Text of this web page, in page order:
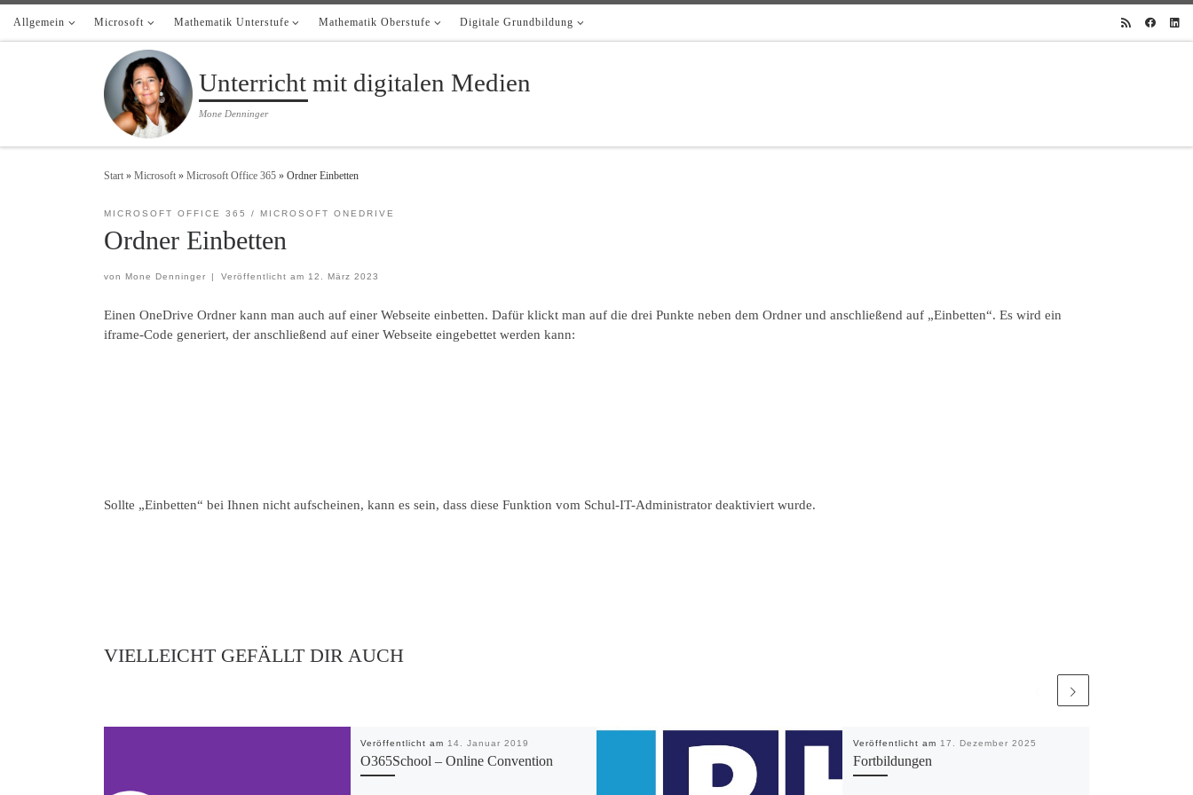
Zum Inhalt springen
Allgemein Microsoft Mathematik Unterstufe Mathematik Oberstufe Digitale Grundbildung
Unterricht mit digitalen Medien
Mone Denninger
Start » Microsoft » Microsoft Office 365 » Ordner Einbetten
MICROSOFT OFFICE 365 MICROSOFT ONEDRIVE
Ordner Einbetten
von Mone Denninger | Veröffentlicht am 12. März 2023
Einen OneDrive Ordner kann man auch auf einer Webseite einbetten. Dafür klickt man auf die drei Punkte neben dem Ordner und anschließend auf „Einbetten“. Es wird ein
iframe-Code generiert, der anschließend auf einer Webseite eingebettet werden kann:
Sollte „Einbetten“ bei Ihnen nicht aufscheinen, kann es sein, dass diese Funktion vom Schul-IT-Administrator deaktiviert wurde.
VIELLEICHT GEFÄLLT DIR AUCH
Veröffentlicht am 14. Januar 2019
O365School – Online Convention
Veröffentlicht am 17. Dezember 2025
Fortbildungen